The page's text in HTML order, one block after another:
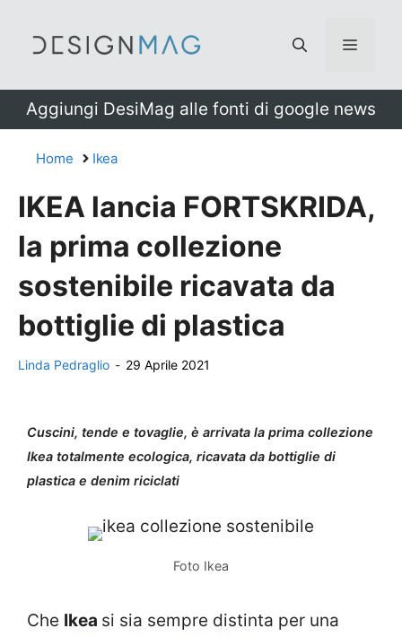
Menu
Aggiungi DesiMag alle fonti di google news
Home Ikea
IKEA lancia FORTSKRIDA,
la prima collezione
sostenibile ricavata da
bottiglie di plastica
Linda Pedraglio - 29 Aprile 2021
Cuscini, tende e tovaglie, è arrivata la prima collezione
Ikea totalmente ecologica, ricavata da bottiglie di
plastica e denim riciclati
Foto Ikea
Che Ikea si sia sempre distinta per una